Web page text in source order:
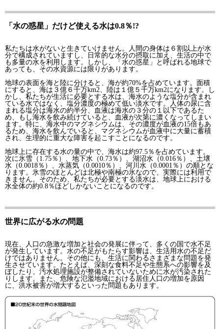
「水の惑星」だけど使える水は0.8％!?
私たちは水がないと生きていけません。人間の身体は６割以上が水
分で構成されていますし、日常的な水分の摂取に加え、生活の中で
も多量の水を利用します。しかし、「水の惑星」と呼ばれる地球で
あっても、その水資源には限りがあります。
地球の表面を海と陸に分けると、海が約70%を占めています。面積
にすると、海は３億６千万km2、陸は１億５千万km2になります。し
かし、私たちが生活に必要とする水は、海水のような塩分が含まれ
ている水ではなく、塩分濃度の極めて低い淡水です。人体の尿に含
まれる塩分は海水の約半分、血液は海水の３分の１以下であるた
め、もし海水を飲み続けていると、血液が次第に濃くなってしまい
ます。特に、海水中のマグネシウムは、その濃度が血液の15倍もあ
るため、海水を飲んでいると、マグネシウムが血液中に大量に蓄積
され、生理的に重大な障害を起こすことになるのです。
地球上に存在する水の量の中で、海水は約97.5％を占めています。
次に氷雪（1.75％）、地下水（0.73％）、湖沼水（0.016％）、土壌
水（0.0018％）、水蒸気（0.0010％）、河川水（0.0001％）の順とな
ります。氷雪のほとんどは北極や南極の氷なので、実際には利用で
きません。そのため、私たちが必要とする淡水は、地球上における
水全体の約0.8％ほどしかないことになるのです。
世界に広がる水の問題
現在、人口の急激な増加と社会の発展に伴って、多くの国で水不足
が発生しています。水の不足がもたらす影響は、生活用水の不足だ
けではありません。その他にも、生活に関わるさまざまな問題を発
生させています。たとえば、深刻な食料不足や生態系への影響を及
ぼしたり、汚水処理施設が整備されていないために水が汚染された
りします。また、危険な氾濫地域における居住人口の増加を原因
に、洪水被害が増大するといった問題もあります。